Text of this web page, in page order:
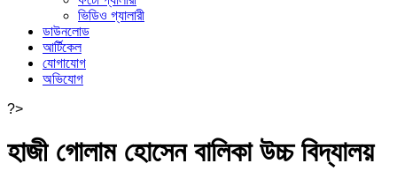
ভিডিও গ্যালারী
ডাউনলোড
আর্টিকেল
যোগাযোগ
অভিযোগ
?>
হাজী গোলাম হোসেন বালিকা উচ্চ বিদ্যালয়